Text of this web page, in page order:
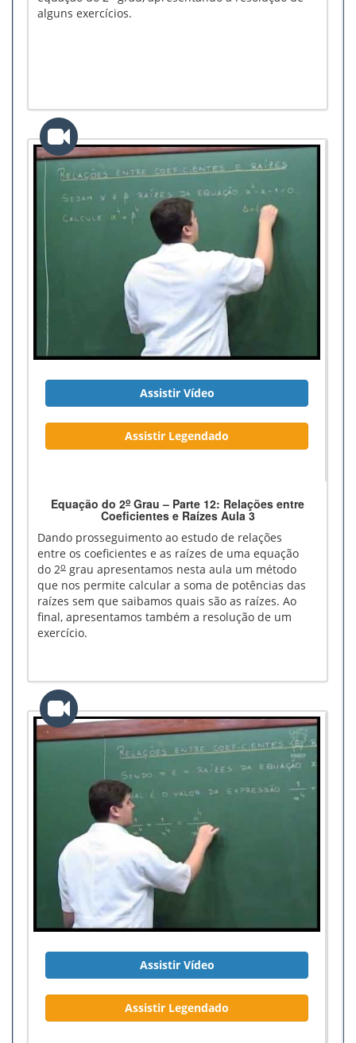
alguns exercícios.
Assistir Vídeo
Assistir Legendado
Equação do 2o Grau – Parte 12: Relações entre
Coeficientes e Raízes Aula 3
Dando prosseguimento ao estudo de relações
entre os coeficientes e as raízes de uma equação
do 2o grau apresentamos nesta aula um método
que nos permite calcular a soma de potências das
raízes sem que saibamos quais são as raízes. Ao
final, apresentamos também a resolução de um
exercício.
Assistir Vídeo
Assistir Legendado